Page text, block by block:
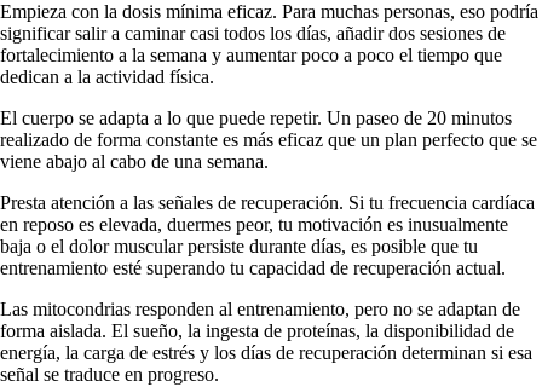
Empieza con la dosis mínima eficaz. Para muchas personas, eso podría
significar salir a caminar casi todos los días, añadir dos sesiones de
fortalecimiento a la semana y aumentar poco a poco el tiempo que
dedican a la actividad física.
El cuerpo se adapta a lo que puede repetir. Un paseo de 20 minutos
realizado de forma constante es más eficaz que un plan perfecto que se
viene abajo al cabo de una semana.
Presta atención a las señales de recuperación. Si tu frecuencia cardíaca
en reposo es elevada, duermes peor, tu motivación es inusualmente
baja o el dolor muscular persiste durante días, es posible que tu
entrenamiento esté superando tu capacidad de recuperación actual.
Las mitocondrias responden al entrenamiento, pero no se adaptan de
forma aislada. El sueño, la ingesta de proteínas, la disponibilidad de
energía, la carga de estrés y los días de recuperación determinan si esa
señal se traduce en progreso.